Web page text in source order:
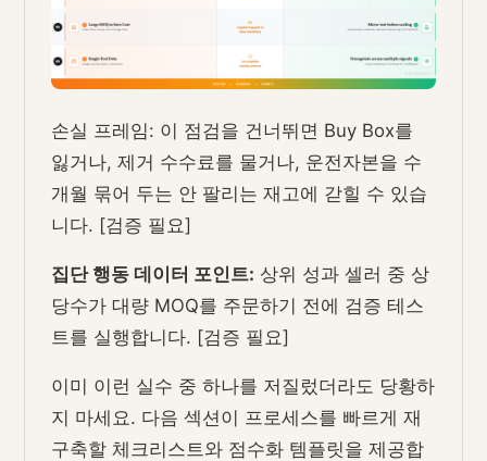
손실 프레임: 이 점검을 건너뛰면 Buy Box를
잃거나, 제거 수수료를 물거나, 운전자본을 수
개월 묶어 두는 안 팔리는 재고에 갇힐 수 있습
니다. [검증 필요]
집단 행동 데이터 포인트: 상위 성과 셀러 중 상
당수가 대량 MOQ를 주문하기 전에 검증 테스
트를 실행합니다. [검증 필요]
이미 이런 실수 중 하나를 저질렀더라도 당황하
지 마세요. 다음 섹션이 프로세스를 빠르게 재
구축할 체크리스트와 점수화 템플릿을 제공합